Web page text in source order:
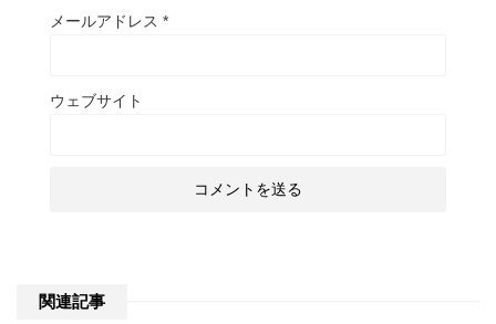
メールアドレス *
ウェブサイト
関連記事